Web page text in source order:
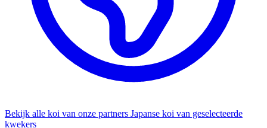
Bekijk alle koi van onze partners Japanse koi van geselecteerde
kwekers